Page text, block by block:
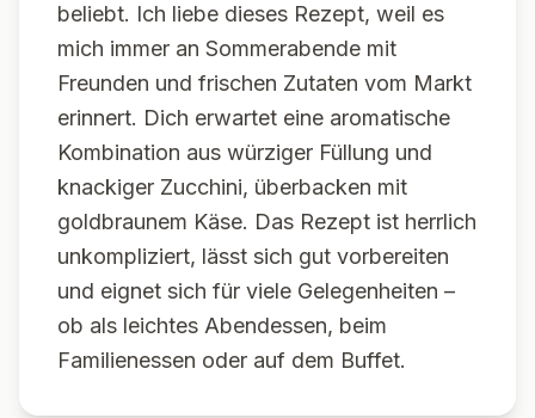
beliebt. Ich liebe dieses Rezept, weil es
mich immer an Sommerabende mit
Freunden und frischen Zutaten vom Markt
erinnert. Dich erwartet eine aromatische
Kombination aus würziger Füllung und
knackiger Zucchini, überbacken mit
goldbraunem Käse. Das Rezept ist herrlich
unkompliziert, lässt sich gut vorbereiten
und eignet sich für viele Gelegenheiten –
ob als leichtes Abendessen, beim
Familienessen oder auf dem Buffet.